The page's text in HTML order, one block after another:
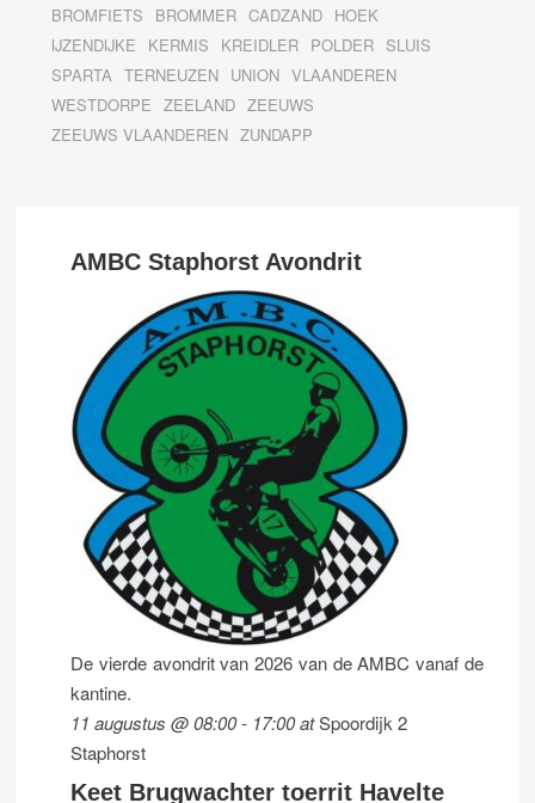
BROMFIETS
BROMMER CADZAND HOEK
IJZENDIJKE
KERMIS KREIDLER POLDER SLUIS
SPARTA TERNEUZEN UNION VLAANDEREN
WESTDORPE
ZEELAND ZEEUWS
ZEEUWS VLAANDEREN ZUNDAPP
AMBC Staphorst Avondrit
De vierde avondrit van 2026 van de AMBC vanaf de
kantine.
11 augustus @ 08:00- 17:00atSpoordijk 2
Staphorst
Keet Brugwachter toerrit Havelte